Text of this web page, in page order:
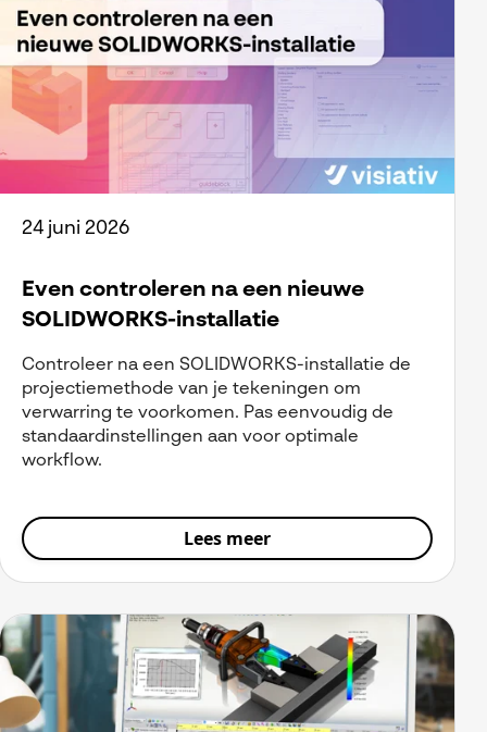
24 juni 2026
Even controleren na een nieuwe
SOLIDWORKS-installatie
Controleer na een SOLIDWORKS-installatie de
projectiemethode van je tekeningen om
verwarring te voorkomen. Pas eenvoudig de
standaardinstellingen aan voor optimale
workflow.
Lees meer